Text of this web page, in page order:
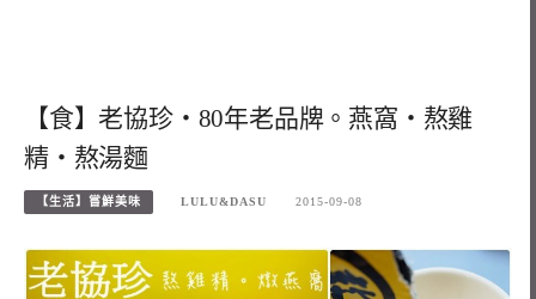
【食】老協珍‧80年老品牌。燕窩‧熬雞
精‧熬湯麵
【生活】嘗鮮美味 LULU&DASU 2015-09-08